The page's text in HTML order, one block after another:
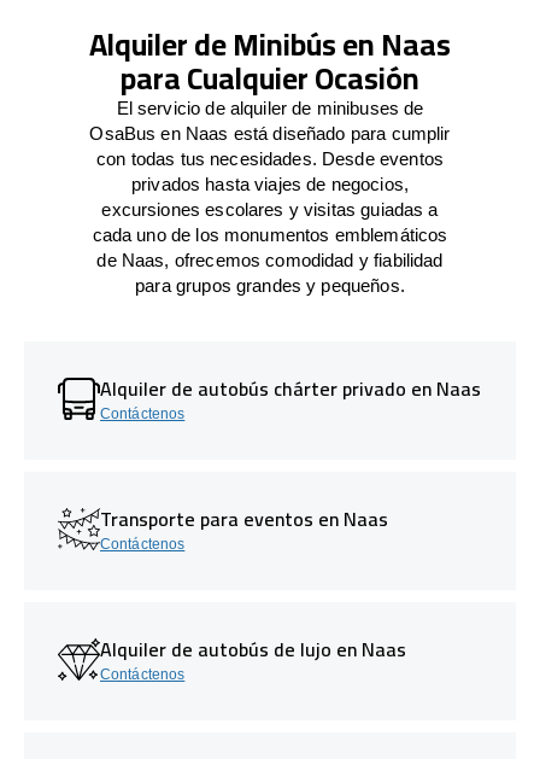
Alquiler de Minibús en Naas
para Cualquier Ocasión
El servicio de alquiler de minibuses de
OsaBus en Naas está diseñado para cumplir
con todas tus necesidades. Desde eventos
privados hasta viajes de negocios,
excursiones escolares y visitas guiadas a
cada uno de los monumentos emblemáticos
de Naas, ofrecemos comodidad y fiabilidad
para grupos grandes y pequeños.
Alquiler de autobús chárter privado en Naas
Contáctenos
Transporte para eventos en Naas
Contáctenos
Alquiler de autobús de lujo en Naas
Contáctenos